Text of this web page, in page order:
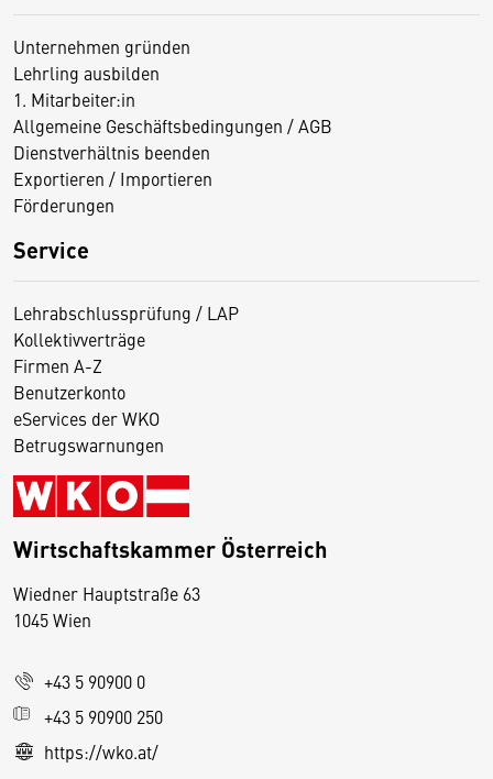
Unternehmen gründen
Lehrling ausbilden
1. Mitarbeiter:in
Allgemeine Geschäftsbedingungen / AGB
Dienstverhältnis beenden
Exportieren / Importieren
Förderungen
Service
Lehrabschlussprüfung / LAP
Kollektivverträge
Firmen A-Z
Benutzerkonto
eServices der WKO
Betrugswarnungen
Wirtschaftskammer Österreich
Wiedner Hauptstraße 63
1045 Wien
+43 5 90900 0
+43 5 90900 250
https://wko.at/
D
s
e
S